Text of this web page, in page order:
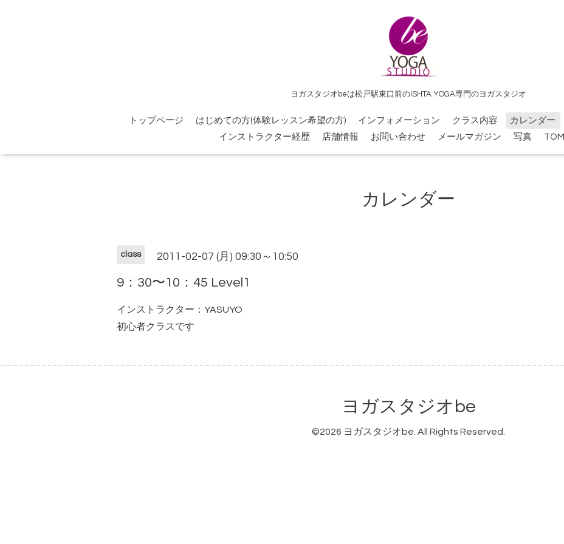
ヨガスタジオbeは松戸駅東口前のISHTA YOGA専門のヨガスタジオ
トップページ はじめての方(体験レッスン希望の方) インフォメーション クラス内容 カレンダー
インストラクター経歴
店舗情報 お問い合わせ メールマガジン 写真
カレンダー
class 2011-02-07 (月) 09:30～10:50
9：30〜10：45 Level1
インストラクター：YASUYO
初心者クラスです
ヨガスタジオbe
©2026 ヨガスタジオbe. All Rights Reserved.